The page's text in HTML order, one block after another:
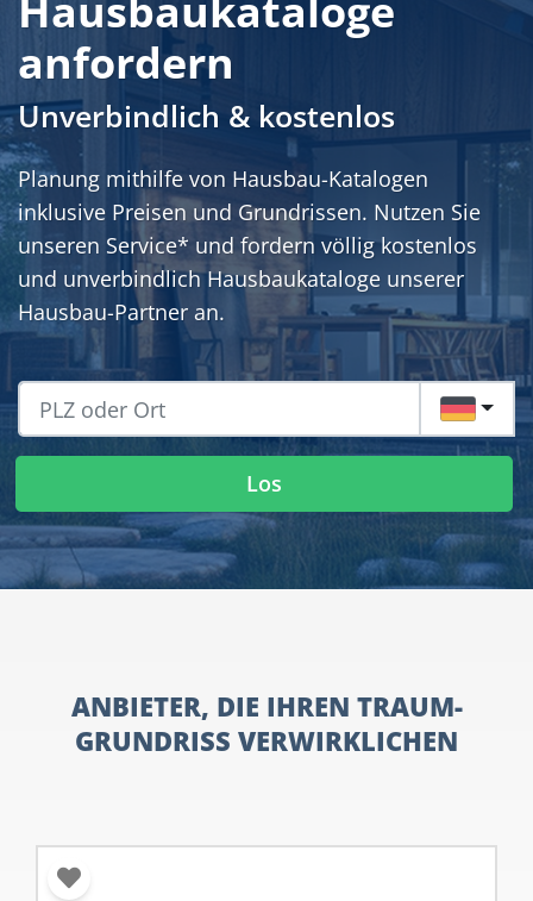
Hausbaukataloge
anfordern
Unverbindlich & kostenlos
Planung mithilfe von Hausbau-Katalogen
inklusive Preisen und Grundrissen. Nutzen Sie
unseren Service* und fordern völlig kostenlos
und unverbindlich Hausbaukataloge unserer
Hausbau-Partner an.
DE
Los
ANBIETER, DIE IHREN TRAUM-
GRUNDRISS VERWIRKLICHEN